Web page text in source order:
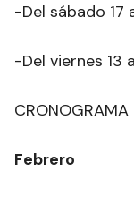
-Del sábado 17
-Del viernes 13
CRONOGRAMA
Febrero